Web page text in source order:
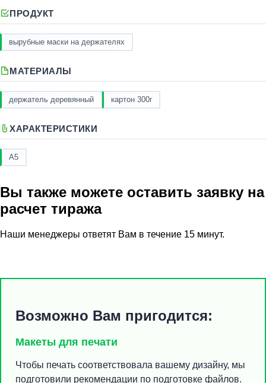
ПРОДУКТ
вырубные маски на держателях
МАТЕРИАЛЫ
держатель деревянный картон 300г
ХАРАКТЕРИСТИКИ
А5
Вы также можете оставить заявку на
расчет тиража
Наши менеджеры ответят Вам в течение 15 минут.
Возможно Вам пригодится:
Макеты для печати
Чтобы печать соответствовала вашему дизайну, мы
подготовили рекомендации по подготовке файлов.